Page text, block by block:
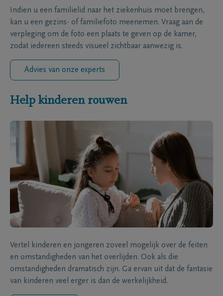
Indien u een familielid naar het ziekenhuis moet brengen,
kan u een gezins- of familiefoto meenemen. Vraag aan de
verpleging om de foto een plaats te geven op de kamer,
zodat iedereen steeds visueel zichtbaar aanwezig is.
Advies van onze experts
Help kinderen rouwen
Vertel kinderen en jongeren zoveel mogelijk over de feiten
en omstandigheden van het overlijden. Ook als die
omstandigheden dramatisch zijn. Ga ervan uit dat de fantasie
van kinderen veel erger is dan de werkelijkheid.